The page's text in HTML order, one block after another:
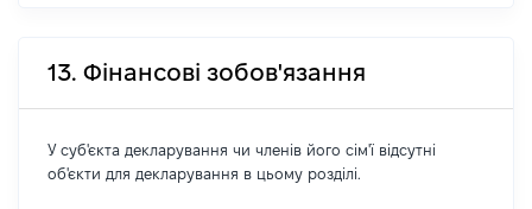
13. Фінансові зобов'язання
У суб'єкта декларування чи членів його сім'ї відсутні
об'єкти для декларування в цьому розділі.